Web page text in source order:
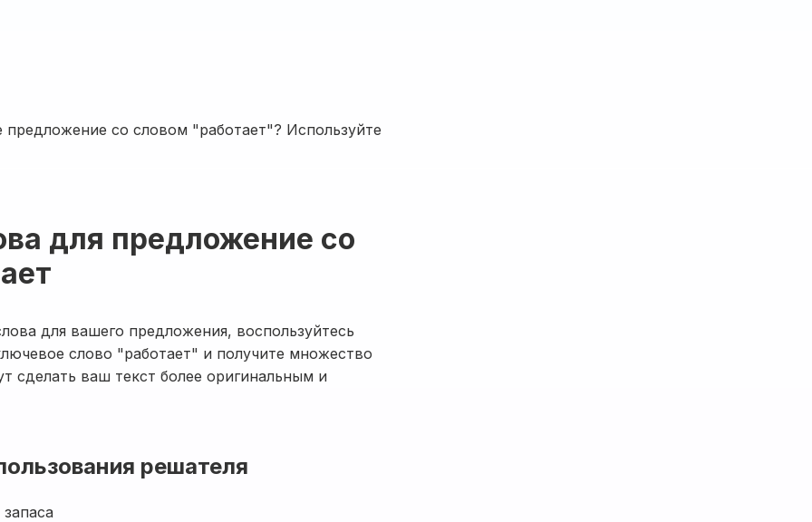
предложение со словом "работает"? Используйте
для предложение со
для вашего предложения, воспользуйтесь
слово "работает" и получите множество
сделать ваш текст более оригинальным и
решателя